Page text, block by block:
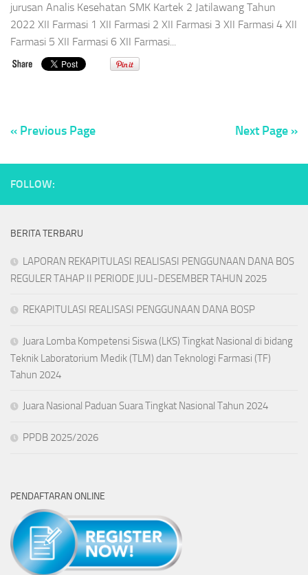
jurusan Analis Kesehatan SMK Kartek 2 Jatilawang Tahun
2022 XII Farmasi 1 XII Farmasi 2 XII Farmasi 3 XII Farmasi 4 XII
Farmasi 5 XII Farmasi 6 XII Farmasi...
« Previous Page Next Page »
FOLLOW:
BERITA TERBARU
LAPORAN REKAPITULASI REALISASI PENGGUNAAN DANA BOS
REGULER TAHAP II PERIODE JULI-DESEMBER TAHUN 2025
REKAPITULASI REALISASI PENGGUNAAN DANA BOSP
Juara Lomba Kompetensi Siswa (LKS) Tingkat Nasional di bidang
Teknik Laboratorium Medik (TLM) dan Teknologi Farmasi (TF)
Tahun 2024
Juara Nasional Paduan Suara Tingkat Nasional Tahun 2024
PPDB 2025/2026
PENDAFTARAN ONLINE